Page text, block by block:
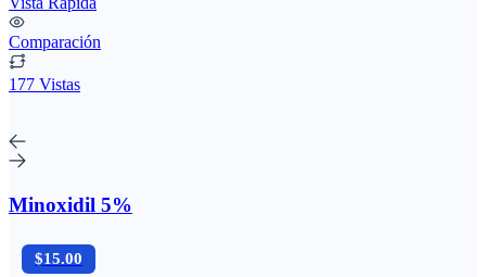
Comparación
177 Vistas
Minoxidil 5%
$15.00